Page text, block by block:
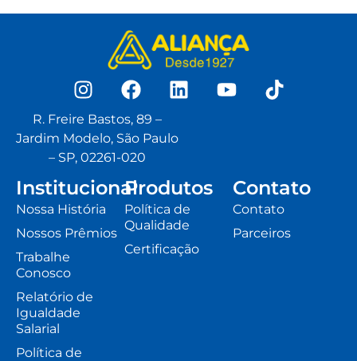
R. Freire Bastos, 89 –
Jardim Modelo, São Paulo
– SP, 02261-020
Institucional
Nossa História
Nossos Prêmios
Trabalhe
Conosco
Relatório de
Igualdade
Salarial
Política de
Produtos
Política de
Qualidade
Certificação
Contato
Contato
Parceiros